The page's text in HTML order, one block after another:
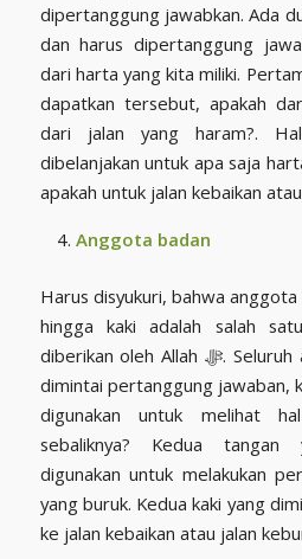
dipertanggung jawabkan. Ada
dan harus dipertanggung
dari harta yang kita miliki.
dapatkan tersebut, apakah
dari jalan yang haram?.
dibelanjakan untuk apa saja
apakah untuk jalan kebaikan
Anggota badan
Harus disyukuri, bahwa
hingga kaki adalah salah
diberikan oleh Allah ﷻ. Seluruh anggota badan ini akan
dimintai pertanggung jawaban,
digunakan untuk melihat
sebaliknya? Kedua tangan
digunakan untuk melakukan
yang buruk. Kedua kaki yang
ke jalan kebaikan atau jalan